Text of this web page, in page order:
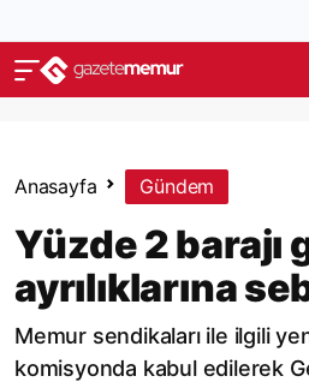
Anasayfa Gündem
Yüzde 2 barajı
ayrılıklarına
Memur sendikaları ile ilgili
komisyonda kabul edilerek